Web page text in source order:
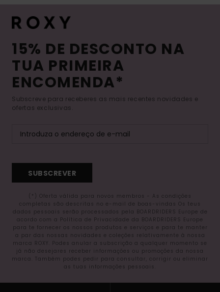
15% DE DESCONTO NA
TUA PRIMEIRA
ENCOMENDA*
Subscreve para receberes as mais recentes novidades e
ofertas exclusivas.
SUBSCREVER
(*) Oferta válida para novos membros - As condições
completas são descritas no e-mail de boas-vindas Os teus
dados pessoais serão processados pela BOARDRIDERS Europe de
acordo com a Política de Privacidade da BOARDRIDERS Europe
para te fornecer os nossos produtos e serviços e para te manter
a par das nossas novidades e coleções relativamente à nossa
marca ROXY. Podes anular a subscrição a qualquer momento se
já não desejares receber informações ou promoções da nossa
marca. Também podes pedir para consultar, corrigir ou eliminar
as tuas informações pessoais.